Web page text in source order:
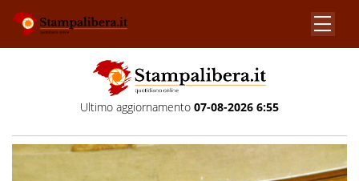
Ultimo aggiornamento 07-08-2026 6:55